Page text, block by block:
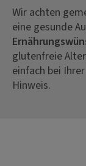
Wir achten
eine gesunde
glutenfreie
einfach bei
Hinweis.